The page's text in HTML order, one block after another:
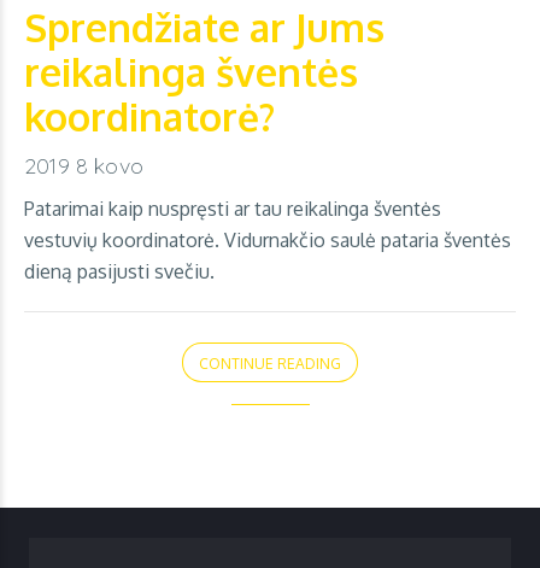
Sprendžiate ar Jums
reikalinga šventės
koordinatorė?
2019 8 kovo
Patarimai kaip nuspręsti ar tau reikalinga šventės
vestuvių koordinatorė. Vidurnakčio saulė pataria šventės
dieną pasijusti svečiu.
CONTINUE READING